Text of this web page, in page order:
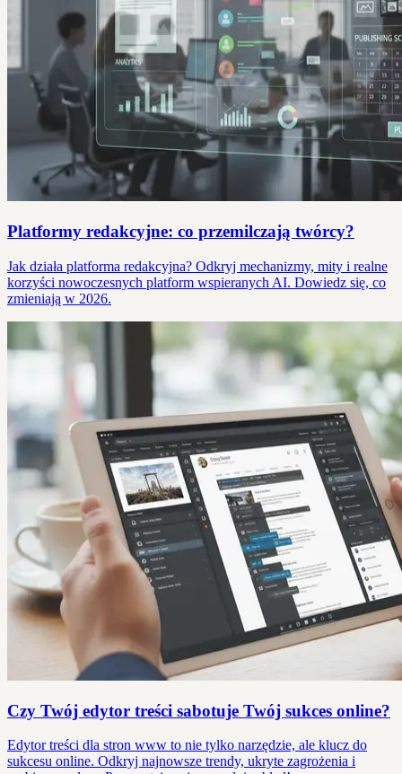
Platformy redakcyjne: co przemilczają twórcy?
Jak działa platforma redakcyjna? Odkryj mechanizmy, mity i realne
korzyści nowoczesnych platform wspieranych AI. Dowiedz się, co
zmieniają w 2026.
Czy Twój edytor treści sabotuje Twój sukces online?
Edytor treści dla stron www to nie tylko narzędzie, ale klucz do
sukcesu online. Odkryj najnowsze trendy, ukryte zagrożenia i